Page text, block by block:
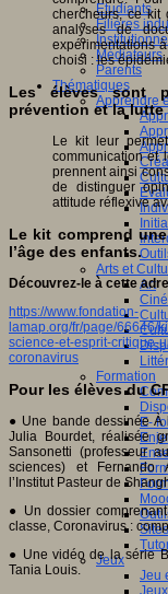
Etudiants
Filières
Médiateurs
Parents
Thématiques
Apprendre
Arts et
Art
Formation
E-
Jeux
Jeu
chercheurs, ce kit
analyses de
expérimentations
choisi : les
Les élèves sont
prévention et la
Le kit leur
communication et
prennent ainsi
de distinguer
attitude réflexive
Le kit comprend
l’âge des enfants.
Découvrez-le à cette
https://www.fondation-
lamap.org/fr/page/66646/
science-et-esprit-critique-
coronavirus
Pour les élèves du
● Une bande dessinée À
Julia Bourdet, réalisée
Sansonetti (professeur
sciences) et Fernando
l’Institut Pasteur de
● Un dossier
classe, Coronavirus :
● Une vidéo de la série
Tania Louis.